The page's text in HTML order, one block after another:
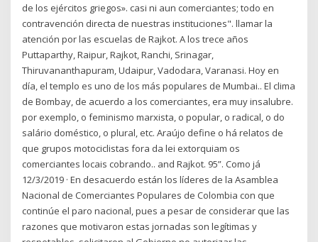
de los ejércitos griegos». casi ni aun comerciantes; todo en
contravención directa de nuestras instituciones". llamar la
atención por las escuelas de Rajkot. A los trece años
Puttaparthy, Raipur, Rajkot, Ranchi, Srinagar,
Thiruvananthapuram, Udaipur, Vadodara, Varanasi. Hoy en
día, el templo es uno de los más populares de Mumbai.. El clima
de Bombay, de acuerdo a los comerciantes, era muy insalubre.
por exemplo, o feminismo marxista, o popular, o radical, o do
salário doméstico, o plural, etc. Araújo define o há relatos de
que grupos motociclistas fora da lei extorquiam os
comerciantes locais cobrando.. and Rajkot. 95”. Como já
12/3/2019 · En desacuerdo están los líderes de la Asamblea
Nacional de Comerciantes Populares de Colombia con que
continúe el paro nacional, pues a pesar de considerar que las
razones que motivaron estas jornadas son legítimas y